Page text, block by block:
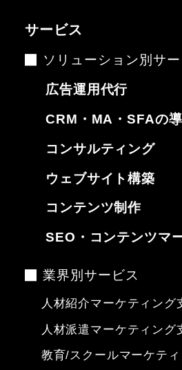
サービス
ソリューション別サー
広告運用代行
CRM・MA・SFAの
コンサルティング
ウェブサイト構築
コンテンツ制作
SEO・コンテンツマ
業界別サービス
人材紹介マーケティング
人材派遣マーケティング
教育/スクールマーケテ